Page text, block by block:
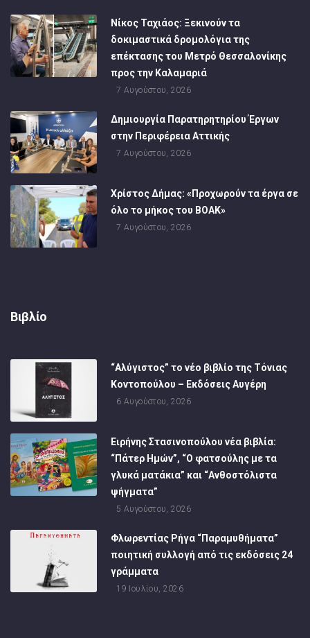
Νίκος Ταχιάος: Ξεκινούν τα
δοκιμαστικά δρομολόγια της
επέκτασης του Μετρό Θεσσαλονίκης
προς την Καλαμαριά
7 Αυγούστου, 2026
Δημιουργία Παρατηρητηρίου Έργων
στην Περιφέρεια Αττικής
7 Αυγούστου, 2026
Χρίστος Δήμας: «Προχωρούν τα έργα σε
όλο το μήκος του ΒΟΑΚ»
7 Αυγούστου, 2026
Βιβλίο
“Αλύγιστος” το νέο βιβλίο της Τόνιας
Κοντοπούλου – Εκδόσεις Αυγέρη
6 Αυγούστου, 2026
Ειρήνης Στασινοπούλου νέα βιβλία:
“Πάτερ Ημών”, “Ο φατσούλης με τα
γλυκά ματάκια” και “Ανθοστόλιστα
ψήγματα”
5 Αυγούστου, 2026
Φλωρεντίας Ρήγα “Παραμυθήματα”
ποιητική συλλογή από τις εκδόσεις 24
γράμματα
19 Ιουλίου, 2026